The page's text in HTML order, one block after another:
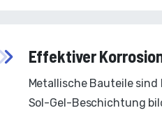
Effektiver
Metallische Bauteile
Sol-Gel-Beschichtung